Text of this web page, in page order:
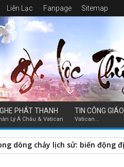
Liên Lạc Fanpage Sitemap
PHÁT THANH
Lý Á Châu & Vatican
TIN CÔNG GIÁO
Vatican...
Hữu Long thăm mục vụ các